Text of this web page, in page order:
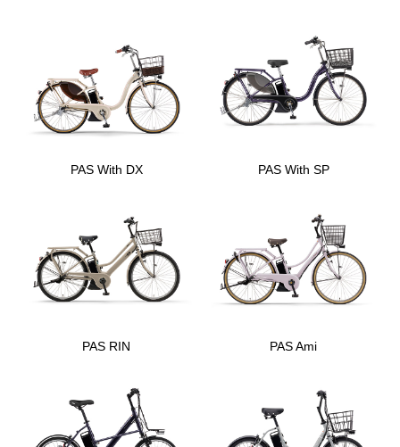
PAS With DX PAS With SP
PAS RIN PAS Ami